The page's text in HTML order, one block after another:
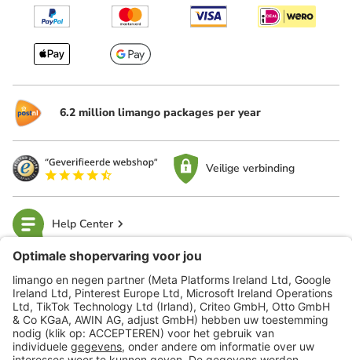
6.2 million limango packages per year
Veilige verbinding
Help Center
limango
Veilig winkelen
Klantenservice